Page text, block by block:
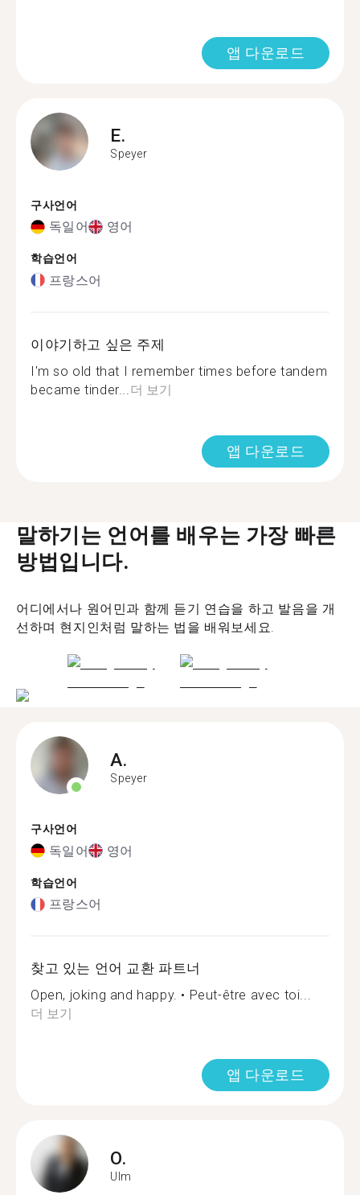
앱 다운로드
E.
Speyer
구사언어
독일어 영어
학습언어
프랑스어
이야기하고 싶은 주제
I'm so old that I remember times before tandem
became tinder... 더 보기
앱 다운로드
말하기는 언어를 배우는 가장 빠른
방법입니다.
어디에서나 원어민과 함께 듣기 연습을 하고 발음을 개
선하며 현지인처럼 말하는 법을 배워보세요.
A.
Speyer
구사언어
독일어 영어
학습언어
프랑스어
찾고 있는 언어 교환 파트너
Open, joking and happy. • Peut-être avec toi...
더 보기
앱 다운로드
O.
Ulm